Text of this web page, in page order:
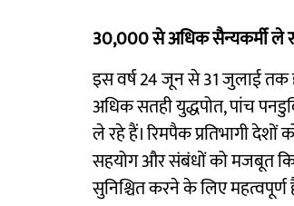
30,000 से अधिक सैन्यकर्मी ले
इस वर्ष 24 जून से 31 जुलाई
अधिक सतही युद्धपोत, पांच
ले रहे हैं। रिमपैक प्रतिभागी
सहयोग और संबंधों को मजबूत
सुनिश्चित करने के लिए महत्वपूर्ण